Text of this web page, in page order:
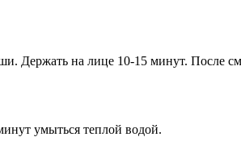
Держать на лице 10-15 минут. После
умыться теплой водой.